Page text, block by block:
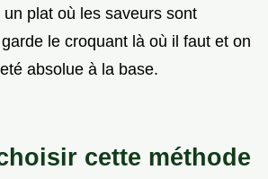
plat où les saveurs sont
le croquant là où il faut et on
absolue à la base.
cette méthode